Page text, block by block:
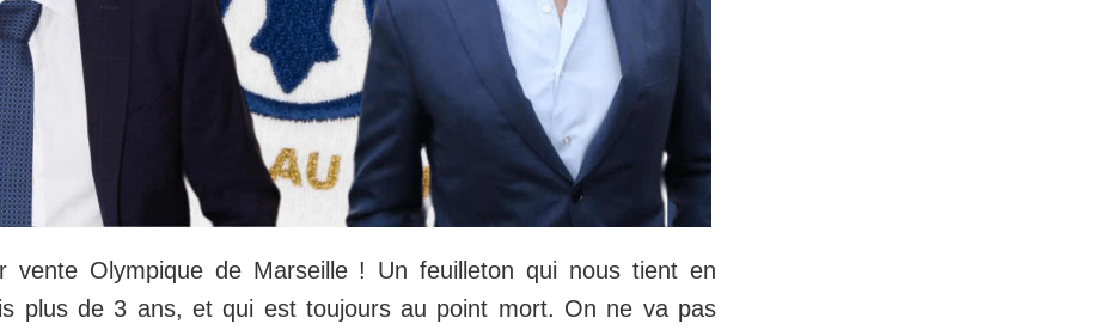
vente Olympique de Marseille ! Un feuilleton qui nous tient en
plus de 3 ans, et qui est toujours au point mort. On ne va pas